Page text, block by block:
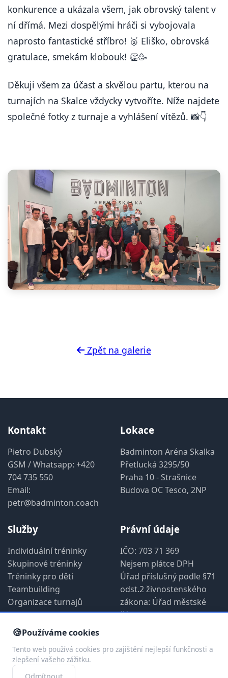
konkurence a ukázala všem, jak obrovský talent v
ní dřímá. Mezi dospělými hráči si vybojovala
naprosto fantastické stříbro! 🥈 Eliško, obrovská
gratulace, smekám klobouk! 👏🥳
Děkuji všem za účast a skvělou partu, kterou na
turnajích na Skalce vždycky vytvoříte. Níže najdete
společné fotky z turnaje a vyhlášení vítězů. 📸👇
Zpět na galerie
Kontakt
Pietro Dubský
GSM / Whatsapp: +420
704 735 550
Email:
petr@badminton.coach
Lokace
Badminton Aréna Skalka
Přetlucká 3295/50
Praha 10 - Strašnice
Budova OC Tesco, 2NP
Služby
Individuální tréninky
Skupinové tréninky
Tréninky pro děti
Teambuilding
Organizace turnajů
Právní údaje
IČO: 703 71 369
Nejsem plátce DPH
Úřad příslušný podle §71
odst.2 živnostenského
zákona: Úřad městské
části Praha 1
© 2019 - 2026 badminton.coach 2.1- Pietro Dubský.
🍪Používáme cookies
Tento web používá cookies pro zajištění nejlepší funkčnosti a
zlepšení vašeho zážitku.